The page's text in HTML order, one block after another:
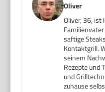
Oliver
Oliver, 36, ist
saftige
Kontaktgrill.
seinem
Rezepte und
und
zuhause